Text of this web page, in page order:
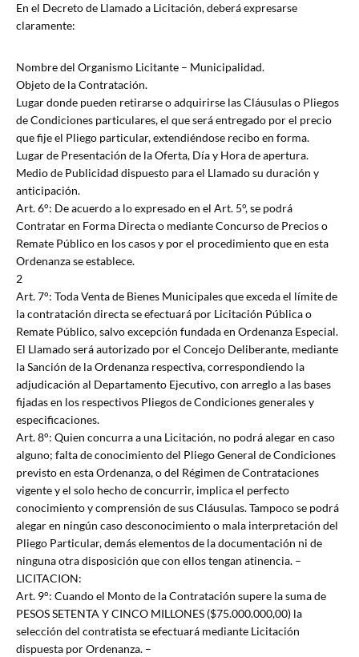
En el Decreto de Llamado a Licitación, deberá expresarse
claramente:
Nombre del Organismo Licitante – Municipalidad.
Objeto de la Contratación.
Lugar donde pueden retirarse o adquirirse las Cláusulas o Pliegos
de Condiciones particulares, el que será entregado por el precio
que fije el Pliego particular, extendiéndose recibo en forma.
Lugar de Presentación de la Oferta, Día y Hora de apertura.
Medio de Publicidad dispuesto para el Llamado su duración y
anticipación.
Art. 6°: De acuerdo a lo expresado en el Art. 5°, se podrá
Contratar en Forma Directa o mediante Concurso de Precios o
Remate Público en los casos y por el procedimiento que en esta
Ordenanza se establece.
2
Art. 7°: Toda Venta de Bienes Municipales que exceda el límite de
la contratación directa se efectuará por Licitación Pública o
Remate Público, salvo excepción fundada en Ordenanza Especial.
El Llamado será autorizado por el Concejo Deliberante, mediante
la Sanción de la Ordenanza respectiva, correspondiendo la
adjudicación al Departamento Ejecutivo, con arreglo a las bases
fijadas en los respectivos Pliegos de Condiciones generales y
especificaciones.
Art. 8°: Quien concurra a una Licitación, no podrá alegar en caso
alguno; falta de conocimiento del Pliego General de Condiciones
previsto en esta Ordenanza, o del Régimen de Contrataciones
vigente y el solo hecho de concurrir, implica el perfecto
conocimiento y comprensión de sus Cláusulas. Tampoco se podrá
alegar en ningún caso desconocimiento o mala interpretación del
Pliego Particular, demás elementos de la documentación ni de
ninguna otra disposición que con ellos tengan atinencia. –
LICITACION:
Art. 9°: Cuando el Monto de la Contratación supere la suma de
PESOS SETENTA Y CINCO MILLONES ($75.000.000,00) la
selección del contratista se efectuará mediante Licitación
dispuesta por Ordenanza. –